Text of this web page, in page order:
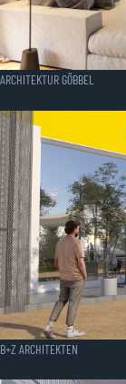
ARCHITEKTUR GÖBBEL
B+Z ARCHITEKTEN